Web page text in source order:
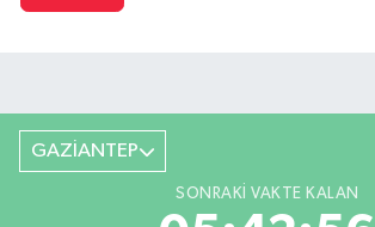
GAZİANTEP
SONRAKI VAKTE KALAN